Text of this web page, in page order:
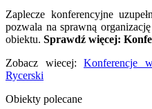
Zaplecze konferencyjne
pozwala na sprawną
obiektu. Sprawdź więcej:
Zobacz wiecej: Konferencje
Rycerski
Obiekty polecane